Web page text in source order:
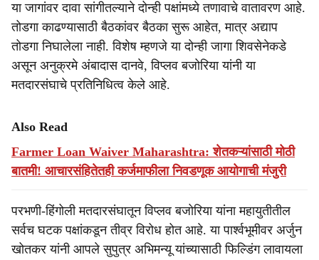
या जागांवर दावा सांगीतल्याने दोन्ही पक्षांमध्ये तणावाचे वातावरण आहे.
तोडगा काढण्यासाठी बैठकांवर बैठका सुरू आहेत, मात्र अद्याप
तोडगा निघालेला नाही. विशेष म्हणजे या दोन्ही जागा शिवसेनेकडे
असून अनुक्रमे अंबादास दानवे, विप्लव बजोरिया यांनी या
मतदारसंघाचे प्रतिनिधित्व केले आहे.
Also Read
Farmer Loan Waiver Maharashtra: शेतकऱ्यांसाठी मोठी
बातमी! आचारसंहितेतही कर्जमाफीला निवडणूक आयोगाची मंजुरी
परभणी-हिंगोली मतदारसंघातून विप्लव बजोरिया यांना महायुतीतील
सर्वच घटक पक्षांकडून तीव्र विरोध होत आहे. या पार्श्वभूमीवर अर्जुन
खोतकर यांनी आपले सुपुत्र अभिमन्यू यांच्यासाठी फिल्डिंग लावायला